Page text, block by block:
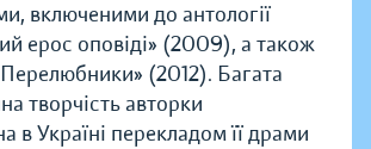
включеними до антології
ерос оповіді» (2009), а також
(2012). Багата
творчість авторки
в Україні перекладом її драми